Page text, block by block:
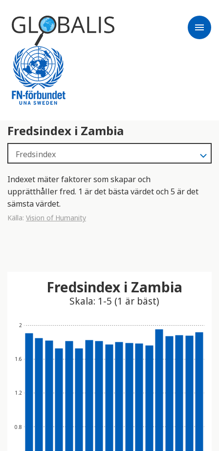
menu
Fredsindex i Zambia
Indexet mäter faktorer som skapar och
upprätthåller fred. 1 är det bästa värdet och 5 är det
sämsta värdet.
Källa: Vision of Humanity
0.8
1.2
1.6
2
Fredsindex i Zambia
Skala: 1-5 (1 är bäst)